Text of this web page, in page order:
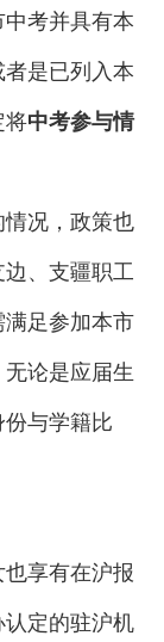
中考并具有本
是已列入本
将中考参与情
况，政策也
、支疆职工
足参加本市
论是应届生
与学籍比
享有在沪报
定的驻沪机